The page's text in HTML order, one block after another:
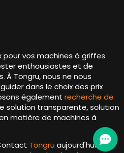
pour vos machines à griffes
enthousiastes et de
À Tongru, nous ne nous
dans le choix des prix
également recherche de
solution transparente, solution
matière de machines à
Tongru aujourd'hui pour